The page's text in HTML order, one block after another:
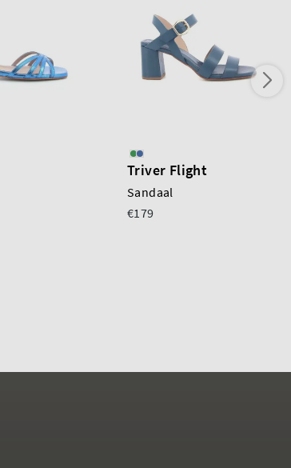
Triver Flight
Sandaal
€179